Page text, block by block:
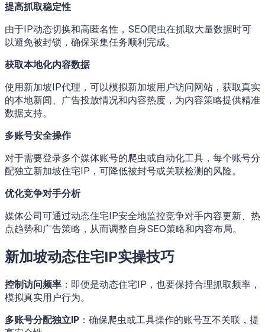
提高抓取稳定性
由于IP动态切换和高匿名性，SEO爬虫在抓取大量数据时可
以避免被封锁，确保采集任务顺利完成。
获取本地化内容数据
使用新加坡IP代理，可以模拟新加坡用户访问网站，获取真实
的本地新闻、广告投放情况和内容热度，为内容策略提供精准
数据支持。
多账号安全操作
对于需要登录多个媒体账号的爬虫或自动化工具，每个账号分
配独立新加坡住宅IP，可降低被封号或关联检测的风险。
优化竞争对手分析
媒体公司可通过动态住宅IP安全地监控竞争对手内容更新、热
点趋势和广告策略，从而调整自身SEO策略和内容布局。
新加坡动态住宅IP实操技巧
控制访问频率 ：即便是动态住宅IP，也要保持合理抓取频率，
模拟真实用户行为。
多账号分配独立IP ：确保爬虫或工具操作的账号互不关联，提